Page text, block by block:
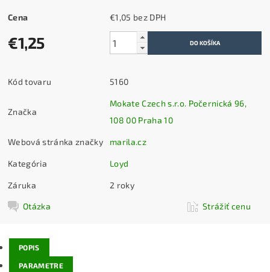
Cena €1,05 bez DPH
€1,25
Kód tovaru 5160
Značka
Mokate Czech s.r.o. Počernická 96,
108 00 Praha 10
Webová stránka značky marila.cz
Kategória Loyd
Záruka 2 roky
Otázka Strážiť cenu
POPIS
PARAMETRE